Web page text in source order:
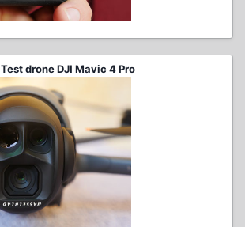
Test drone DJI Mavic 4 Pro